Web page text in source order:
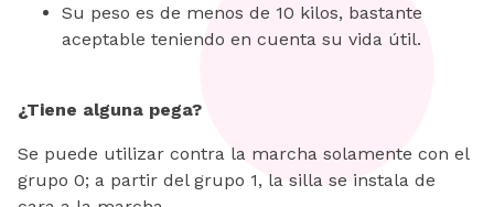
Su peso es de menos de 10 kilos, bastante
aceptable teniendo en cuenta su vida útil.
¿Tiene alguna pega?
Se puede utilizar contra la marcha solamente con el
grupo 0; a partir del grupo 1, la silla se instala de